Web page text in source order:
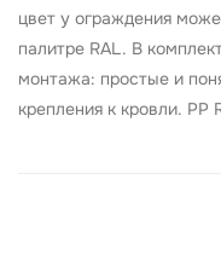
цвет у ограждения
палитре RAL. В
монтажа: простые и
крепления к кровли. PP